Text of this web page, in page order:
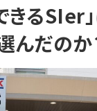
きるSIer
んだのか